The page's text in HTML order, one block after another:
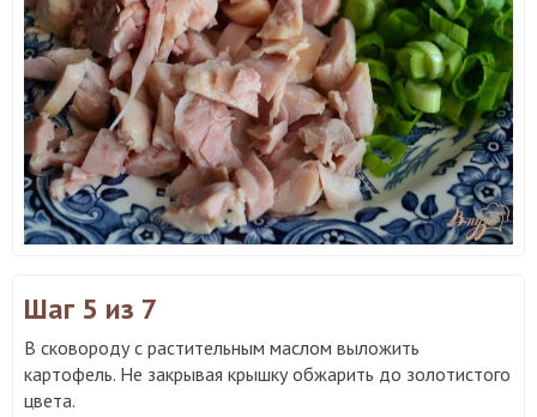
Шаг 5 из 7
В сковороду с растительным маслом выложить
картофель. Не закрывая крышку обжарить до золотистого
цвета.